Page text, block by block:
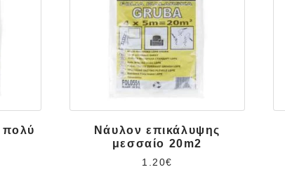
πολύ
Νάυλον επικάλυψης
μεσσαίο 20m2
1.20€